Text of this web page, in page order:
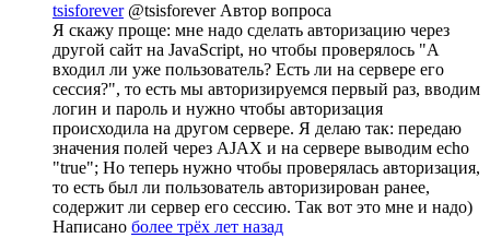
tsisforever @tsisforever Автор вопроса
Я скажу проще: мне надо сделать авторизацию через
другой сайт на JavaScript, но чтобы проверялось "А
входил ли уже пользователь? Есть ли на сервере его
сессия?", то есть мы авторизируемся первый раз, вводим
логин и пароль и нужно чтобы авторизация
происходила на другом сервере. Я делаю так: передаю
значения полей через AJAX и на сервере выводим echo
"true"; Но теперь нужно чтобы проверялась авторизация,
то есть был ли пользователь авторизирован ранее,
содержит ли сервер его сессию. Так вот это мне и надо)
Написано более трёх лет назад